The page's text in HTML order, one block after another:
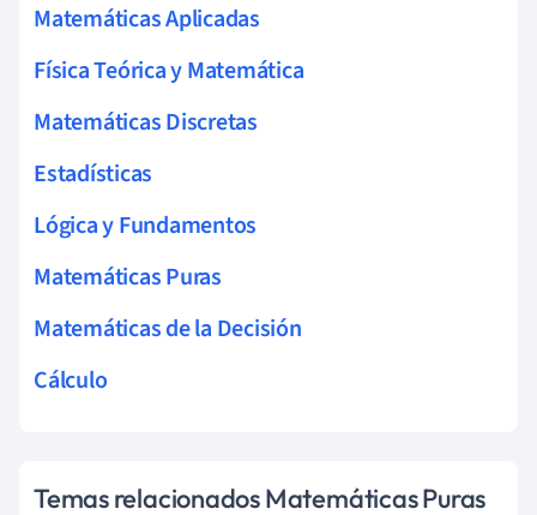
Matemáticas Aplicadas
Física Teórica y Matemática
Matemáticas Discretas
Estadísticas
Lógica y Fundamentos
Matemáticas Puras
Matemáticas de la Decisión
Cálculo
Temas relacionados Matemáticas Puras